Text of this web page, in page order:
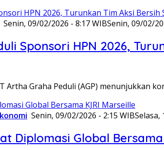
Senin, 09/02/2026 - 8:17 WIBSenin, 09/02/
Sponsori HPN 2026,
Artha Graha Peduli (AGP) menunjukkan
Senin, 09/02/2026 - 2:15 WIBSelasa,
Diplomasi Global